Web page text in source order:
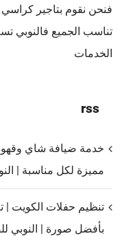
فنحن نقوم بتاجير
تناسب الجميع فالنوبي
الخدمات
rss
خدمة ضيافة شاي
مميزة لكل مناسبة |
تنظيم حفلات الكويت |
بأفضل صورة | النوبي